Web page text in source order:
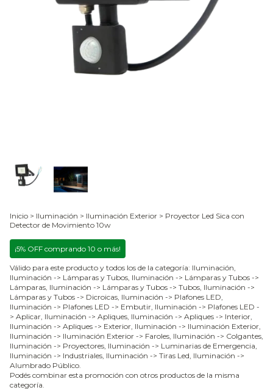
Inicio > Iluminación > Iluminación Exterior > Proyector Led Sica con
Detector de Movimiento 10w
¡5% OFF comprando 10 o más!
Válido para este producto y todos los de la categoría: Iluminación,
Iluminación -> Lámparas y Tubos, Iluminación -> Lámparas y Tubos ->
Lámparas, Iluminación -> Lámparas y Tubos -> Tubos, Iluminación ->
Lámparas y Tubos -> Dicroicas, Iluminación -> Plafones LED,
Iluminación -> Plafones LED -> Embutir, Iluminación -> Plafones LED -
> Aplicar, Iluminación -> Apliques, Iluminación -> Apliques -> Interior,
Iluminación -> Apliques -> Exterior, Iluminación -> Iluminación Exterior,
Iluminación -> Iluminación Exterior -> Faroles, Iluminación -> Colgantes,
Iluminación -> Proyectores, Iluminación -> Luminarias de Emergencia,
Iluminación -> Industriales, Iluminación -> Tiras Led, Iluminación ->
Alumbrado Público.
Podés combinar esta promoción con otros productos de la misma
categoría.